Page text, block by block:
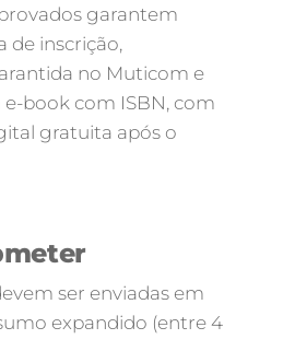
garantem
de inscrição,
no Muticom e
book com ISBN, com
gratuita após o
ser enviadas em
expandido (entre 4